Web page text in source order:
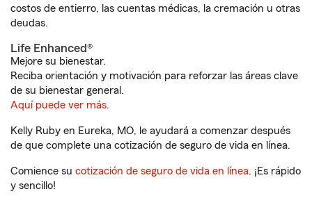
costos de entierro, las cuentas médicas, la cremación u otras
deudas.
Life Enhanced®
Mejore su bienestar.
Reciba orientación y motivación para reforzar las áreas clave
de su bienestar general.
Aquí puede ver más.
Kelly Ruby en Eureka, MO, le ayudará a comenzar después
de que complete una cotización de seguro de vida en línea.
Comience su cotización de seguro de vida en línea. ¡Es rápido
y sencillo!